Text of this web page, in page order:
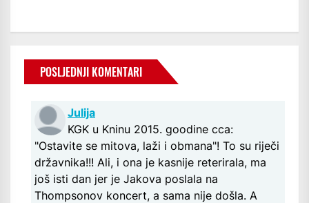
POSLJEDNJI KOMENTARI
Julija
KGK u Kninu 2015. goodine cca:
"Ostavite se mitova, laži i obmana"! To su riječi
državnika!!! Ali, i ona je kasnije reterirala, ma
još isti dan jer je Jakova poslala na
Thompsonov koncert, a sama nije došla. A